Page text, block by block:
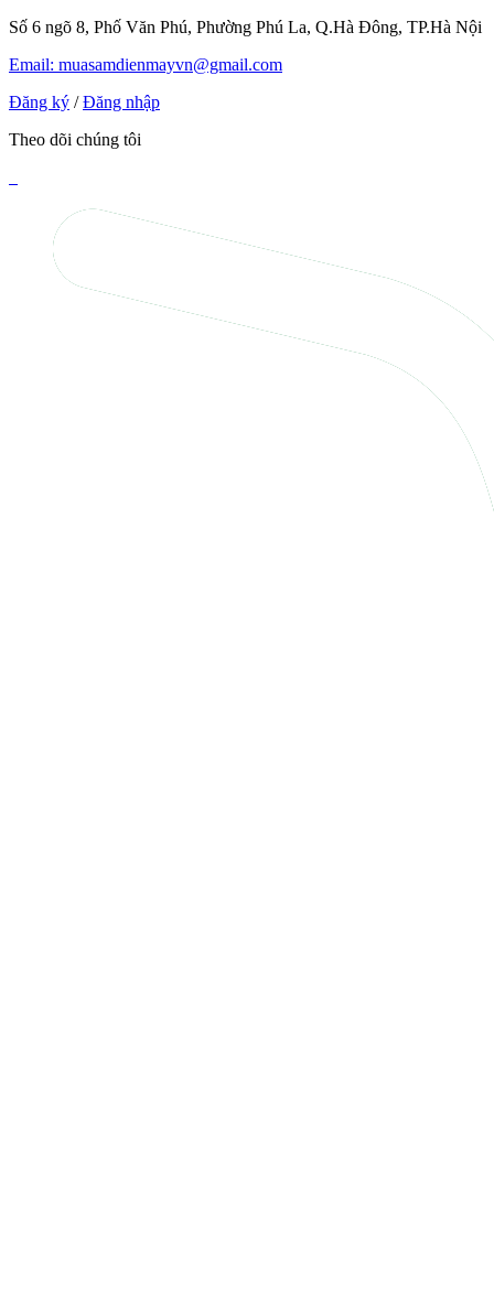
Số 6 ngõ 8, Phố Văn Phú, Phường Phú La, Q.Hà Đông, TP.Hà Nội
Email: muasamdienmayvn@gmail.com
Đăng ký / Đăng nhập
Theo dõi chúng tôi